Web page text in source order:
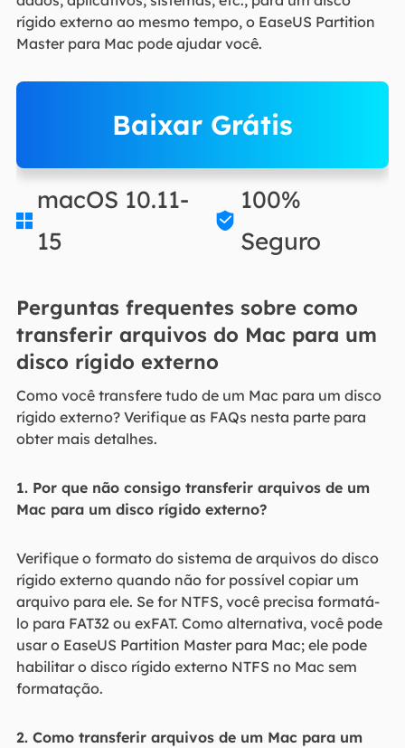
rígido externo ao mesmo tempo, o EaseUS Partition
Master para Mac pode ajudar você.
Baixar Grátis

macOS 10.11-
15

100%
Seguro
Perguntas frequentes sobre como
transferir arquivos do Mac para um
disco rígido externo
Como você transfere tudo de um Mac para um disco
rígido externo? Verifique as FAQs nesta parte para
obter mais detalhes.
1. Por que não consigo transferir arquivos de um
Mac para um disco rígido externo?
Verifique o formato do sistema de arquivos do disco
rígido externo quando não for possível copiar um
arquivo para ele. Se for NTFS, você precisa formatá-
lo para FAT32 ou exFAT. Como alternativa, você pode
usar o EaseUS Partition Master para Mac; ele pode
habilitar o disco rígido externo NTFS no Mac sem
formatação.
2. Como transferir arquivos de um Mac para um